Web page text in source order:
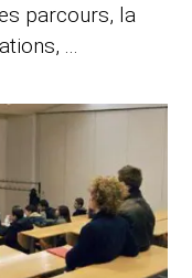
parcours, la
...